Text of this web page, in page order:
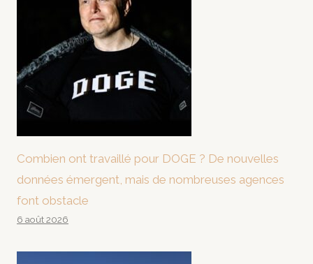
Combien ont travaillé pour DOGE ? De nouvelles
données émergent, mais de nombreuses agences
font obstacle
6 août 2026